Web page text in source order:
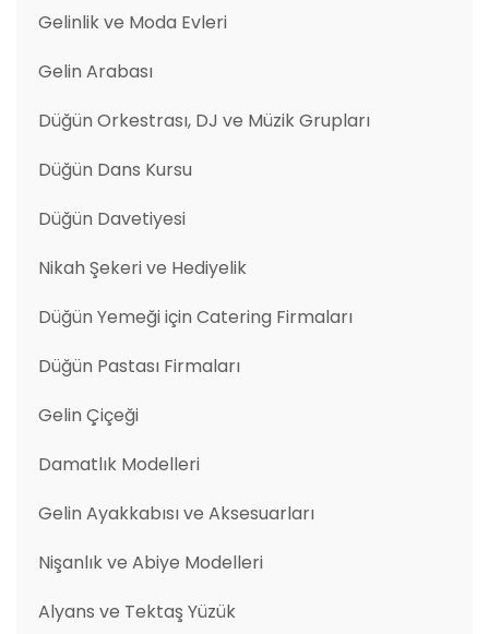
Gelinlik ve Moda Evleri
Gelin Arabası
Düğün Orkestrası, DJ ve Müzik Grupları
Düğün Dans Kursu
Düğün Davetiyesi
Nikah Şekeri ve Hediyelik
Düğün Yemeği için Catering Firmaları
Düğün Pastası Firmaları
Gelin Çiçeği
Damatlık Modelleri
Gelin Ayakkabısı ve Aksesuarları
Nişanlık ve Abiye Modelleri
Alyans ve Tektaş Yüzük